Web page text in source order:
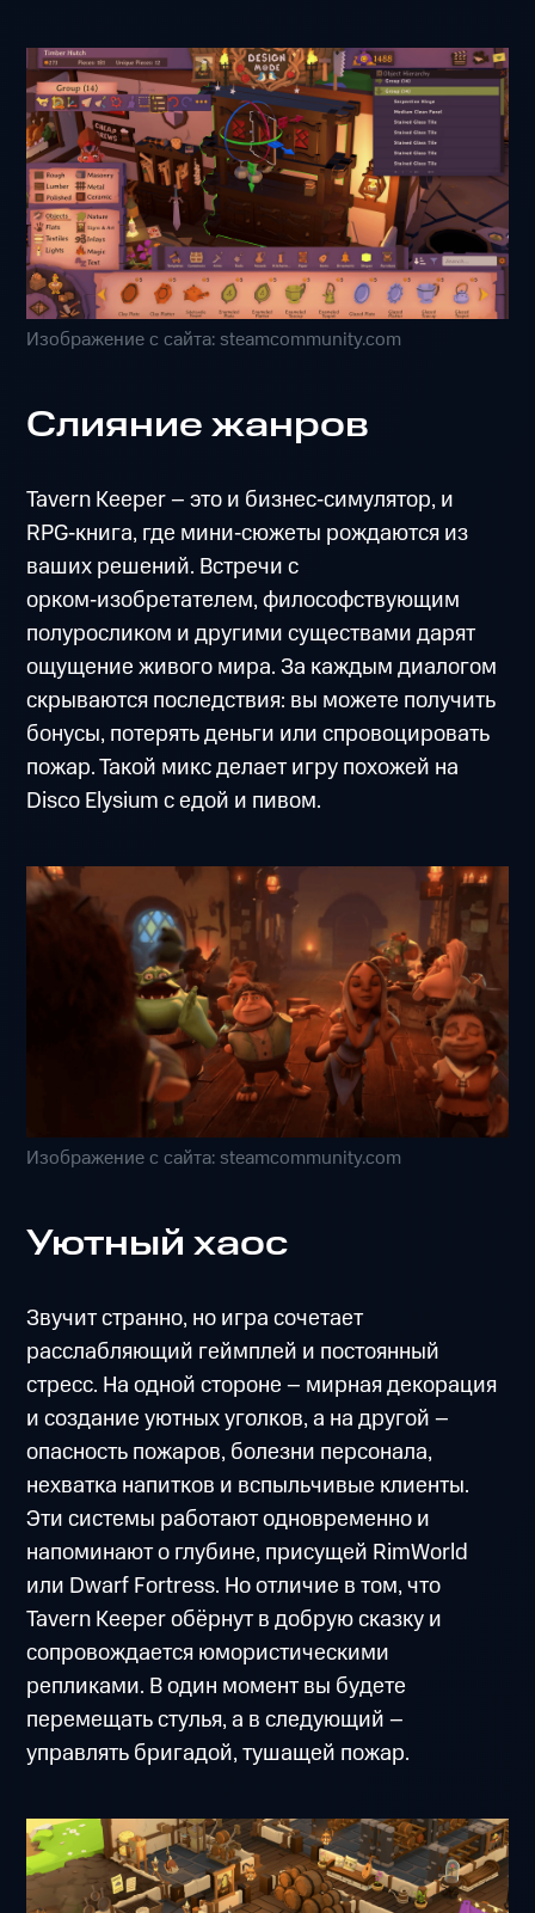
Изображение с сайта: steamcommunity.com
Слияние жанров
Tavern Keeper – это и бизнес‑симулятор, и
RPG‑книга, где мини‑сюжеты рождаются из
ваших решений. Встречи с
орком‑изобретателем, философствующим
полуросликом и другими существами дарят
ощущение живого мира. За каждым диалогом
скрываются последствия: вы можете получить
бонусы, потерять деньги или спровоцировать
пожар. Такой микс делает игру похожей на
Disco Elysium с едой и пивом.
Изображение с сайта: steamcommunity.com
Уютный хаос
Звучит странно, но игра сочетает
расслабляющий геймплей и постоянный
стресс. На одной стороне – мирная декорация
и создание уютных уголков, а на другой –
опасность пожаров, болезни персонала,
нехватка напитков и вспыльчивые клиенты.
Эти системы работают одновременно и
напоминают о глубине, присущей RimWorld
или Dwarf Fortress. Но отличие в том, что
Tavern Keeper обёрнут в добрую сказку и
сопровождается юмористическими
репликами. В один момент вы будете
перемещать стулья, а в следующий –
управлять бригадой, тушащей пожар.